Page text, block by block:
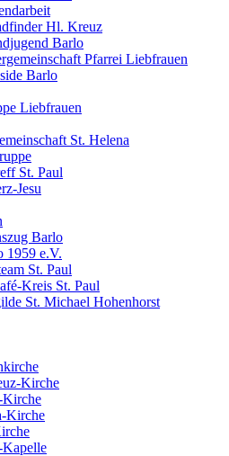
Hl. Kreuz
Barlo
Pfarrei Liebfrauen
Barlo
Liebfrauen
St. Helena
St. Paul
Jesu
Barlo
1959 e.V.
St. Paul
Kreis St. Paul
St. Michael Hohenhorst
Kirche
Kirche
Kirche
Kapelle